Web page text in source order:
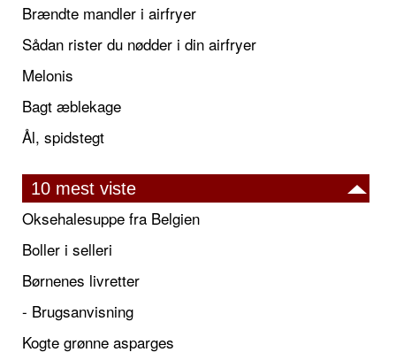
Brændte mandler i airfryer
Sådan rister du nødder i din airfryer
Melonis
Bagt æblekage
Ål, spidstegt
10 mest viste
Oksehalesuppe fra Belgien
Boller i selleri
Børnenes livretter
- Brugsanvisning
Kogte grønne asparges